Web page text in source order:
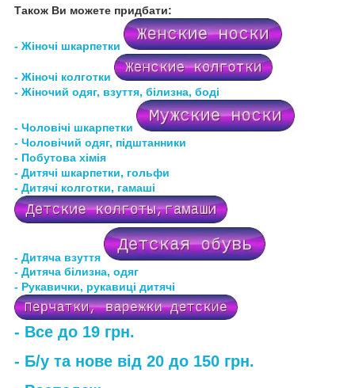
Також Ви можете придбати:
- Жіночі шкарпетки
- Жіночі колготки
- Жіночий одяг, взуття, білизна, боді
- Чоловічі шкарпетки
- Чоловічий одяг, підштанники
- Побутова хімія
- Дитячі шкарпетки, гольфи
- Дитячі колготки, гамаші
- Дитяча взуття
- Дитяча білизна, одяг
- Рукавички, рукавиці дитячі
- Все до 19 грн.
- Б/у та нове від 20 до 150 грн.